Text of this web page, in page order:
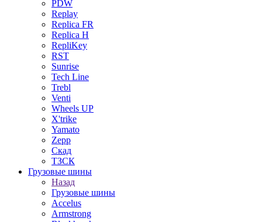
PDW
Replay
Replica FR
Replica H
RepliKey
RST
Sunrise
Tech Line
Trebl
Venti
Wheels UP
X'trike
Yamato
Zepp
Скад
ТЗСК
Грузовые шины
Назад
Грузовые шины
Accelus
Armstrong